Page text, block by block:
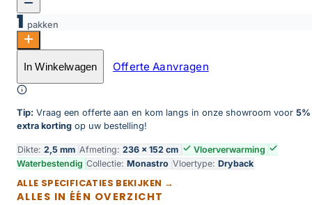
1 pakken
Monastro 930 aantal
Toevoegen aan winkelwagen
In Winkelwagen Offerte Aanvragen
Tip: Vraag een offerte aan en kom langs in onze showroom voor 5%
extra korting op uw bestelling!
Dikte: 2,5 mm Afmeting: 236 × 152 cm
Vloerverwarming
Waterbestendig Collectie: Monastro Vloertype: Dryback
ALLE SPECIFICATIES BEKIJKEN →
ALLES IN ÉÉN OVERZICHT